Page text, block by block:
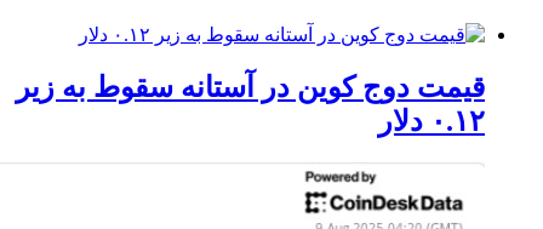
قیمت دوج کوین در آستانه سقوط به زیر
۰.۱۲ دلار